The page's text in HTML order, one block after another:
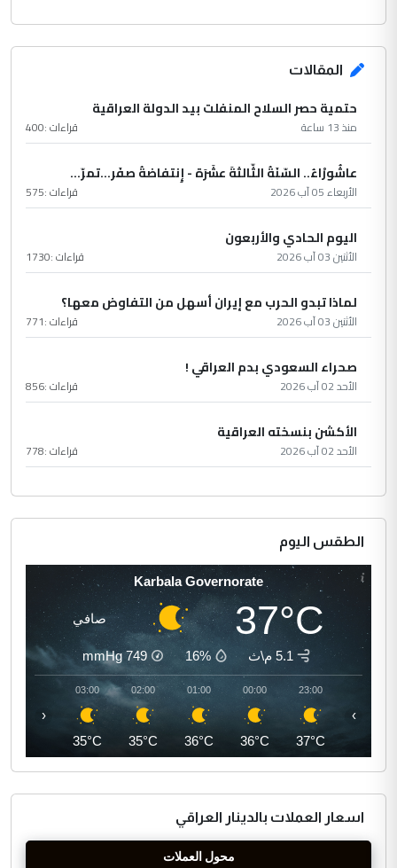
المقالات
حتمية حصر السلاح المنفلت بيد الدولة العراقية
منذ 13 ساعة قراءات :400
عاشُورْاءُ.. السّنَةُ الثّالثةَ عشَرَة - إِنتفاضةُ صفَر…تمرّ...
الأربعاء 05 آب 2026 قراءات :575
اليوم الحادي والأربعون
الأثنين 03 آب 2026 قراءات :1730
لماذا تبدو الحرب مع إيران أسهل من التفاوض معها؟
الأثنين 03 آب 2026 قراءات :771
صحراء السعودي بدم العراقي !
الأحد 02 آب 2026 قراءات :856
الأكشن بنسخته العراقية
الأحد 02 آب 2026 قراءات :778
الطقس اليوم
Karbala Governorate
37°C صافي
5.1 م\ث 16%
749
mmHg
23:00
37°C
00:00
36°C
01:00
36°C
02:00
35°C
03:00
35°C
‹ ›
اسعار العملات بالدينار العراقي